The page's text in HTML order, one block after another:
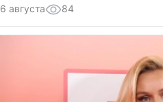
6 августа 84